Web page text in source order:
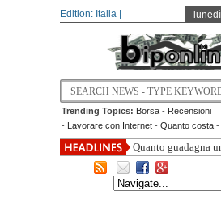
Edition: Italia |
Trending Topics: Borsa - Recensioni
- Lavorare con Internet - Quanto costa -
Quanto guadagna